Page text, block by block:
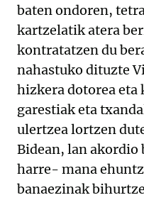
baten ondoren,
kartzelatik atera
kontratatzen du
nahastuko dituzte
hizkera dotorea
garestiak eta
ulertzea lortzen
Bidean, lan akordio
harre- mana
banaezinak